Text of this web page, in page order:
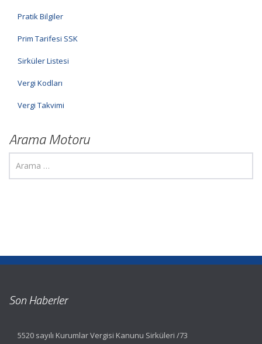
Pratik Bilgiler
Prim Tarifesi SSK
Sirküler Listesi
Vergi Kodları
Vergi Takvimi
Arama Motoru
Son Haberler
5520 sayılı Kurumlar Vergisi Kanunu Sirküleri /73